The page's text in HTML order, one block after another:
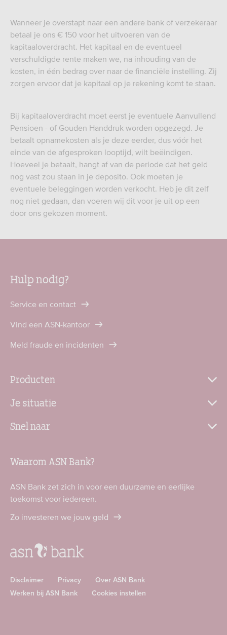
Wanneer je overstapt naar een andere bank of verzekeraar
betaal je ons € 150 voor het uitvoeren van de
kapitaaloverdracht. Het kapitaal en de eventueel
verschuldigde rente maken we, na inhouding van de
kosten, in één bedrag over naar de financiële instelling. Zij
zorgen ervoor dat je kapitaal op je rekening komt te staan.
Bij kapitaaloverdracht moet eerst je eventuele Aanvullend
Pensioen - of Gouden Handdruk worden opgezegd. Je
betaalt opnamekosten als je deze eerder, dus vóór het
einde van de afgesproken looptijd, wilt beëindigen.
Hoeveel je betaalt, hangt af van de periode dat het geld
nog vast zou staan in je deposito. Ook moeten je
eventuele beleggingen worden verkocht. Heb je dit zelf
nog niet gedaan, dan voeren wij dit voor je uit op een
door ons gekozen moment.
Hulp nodig?
Service en contact
Vind een ASN-kantoor
Meld fraude en incidenten
Producten
Je situatie
Snel naar
Waarom ASN Bank?
ASN Bank zet zich in voor een duurzame en eerlijke
toekomst voor iedereen.
Zo investeren we jouw geld
Disclaimer Privacy
Over ASN Bank
Werken bij ASN Bank
Cookies instellen